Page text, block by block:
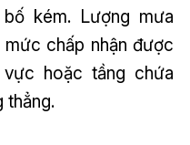
kém. Lượng mưa
chấp nhận được
hoặc tầng chứa
thẳng.